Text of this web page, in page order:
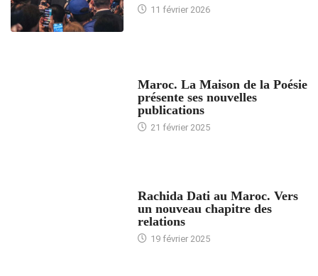
11 février 2026
Maroc. La Maison de la Poésie
présente ses nouvelles
publications
21 février 2025
Rachida Dati au Maroc. Vers
un nouveau chapitre des
relations
19 février 2025